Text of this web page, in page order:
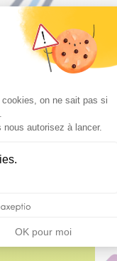
on ne sait pas si
autorisez à lancer.
OK pour moi